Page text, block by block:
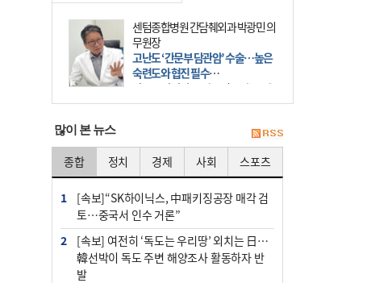
센텀종합병원 간담췌외과 박광민 의
무원장
고난도 ‘간문부 담관암’ 수술…높은
숙련도와 협진 필수
간문부 담관암(클라츠킨 종양)은 좌
우 간에서 나오는, 담관(담즙 배출 경
部)’에 생기는 악성 종양이다. 간동맥
문맥 림프절 담
많이 본 뉴스
종합 정치 경제 사회 스포츠
1
[속보]“SK하이닉스, 中패키징공장 매각 검
토…중국서 인수 거론”
2
[속보] 여전히 ‘독도는 우리땅’ 외치는 日…
韓선박이 독도 주변 해양조사 활동하자 반
발